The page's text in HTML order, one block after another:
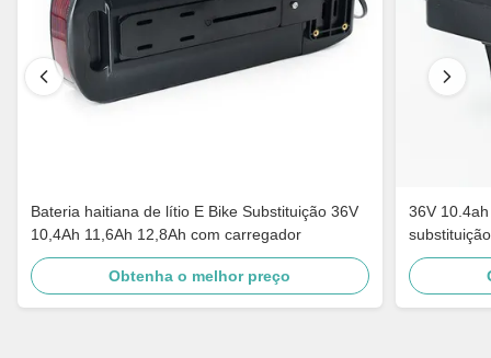
Bateria haitiana de lítio E Bike Substituição 36V
10,4Ah 11,6Ah 12,8Ah com carregador
Obtenha o melhor preço
36V